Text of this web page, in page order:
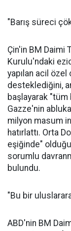
"Barış süreci
Çin'in BM Daimi
Kurulu'ndaki
yapılan acil
desteklediğini,
başlayarak "tüm
Gazze'nin
milyon masum
hatırlattı. Orta
eşiğinde"
sorumlu
bulundu.
"Bu bir
ABD'nin BM